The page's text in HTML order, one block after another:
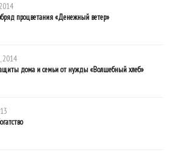
процветания «Денежный ветер»
2014
дома и семьи от нужды «Волшебный хлеб»